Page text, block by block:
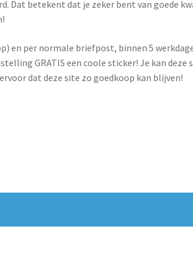
Dat betekent dat je zeker bent van goede
en per normale briefpost, binnen 5
GRATIS een coole sticker! Je kan
dat deze site zo goedkoop kan blijven!